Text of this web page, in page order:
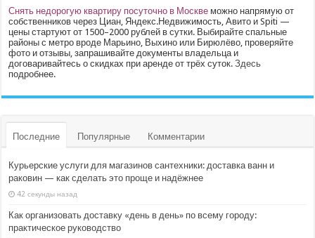
Снять недорогую квартиру посуточно в Москве можно напрямую от
собственников через Циан, Яндекс.Недвижимость, Авито и Spiti —
цены стартуют от 1500–2000 рублей в сутки. Выбирайте спальные
районы с метро вроде Марьино, Выхино или Бирюлёво, проверяйте
фото и отзывы, запрашивайте документы владельца и
договаривайтесь о скидках при аренде от трёх суток.Здесь
подробнее.
Последние Популярные Комментарии
Курьерские услуги для магазинов сантехники: доставка ванн и
раковин — как сделать это проще и надёжнее
42 секунды назад
Как организовать доставку «день в день» по всему городу:
практическое руководство